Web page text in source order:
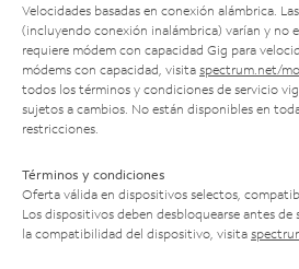
Velocidades basadas en conexión alámbrica.
(incluyendo conexión inalámbrica) varían y no
requiere módem con capacidad Gig para
módems con capacidad, visita spectrum.net/
todos los términos y condiciones de servicio
sujetos a cambios. No están disponibles en
restricciones.
Términos y condiciones
Oferta válida en dispositivos selectos,
Los dispositivos deben desbloquearse antes
la compatibilidad del dispositivo, visita